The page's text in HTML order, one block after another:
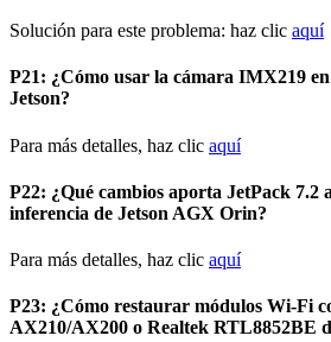
Solución para este problema: haz clic aquí
P21: ¿Cómo usar la cámara IMX219
Jetson?
Para más detalles, haz clic aquí
P22: ¿Qué cambios aporta JetPack 7.2
inferencia de Jetson AGX Orin?
Para más detalles, haz clic aquí
P23: ¿Cómo restaurar módulos Wi‑Fi
AX210/AX200 o Realtek RTL8852BE